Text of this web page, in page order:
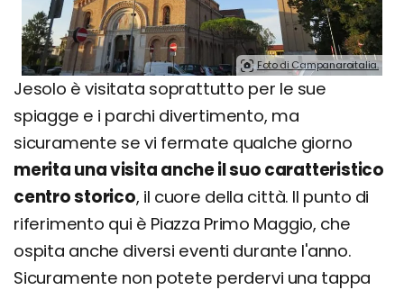
Foto di Campanaroitalia.
Jesolo è visitata soprattutto per le sue
spiagge e i parchi divertimento, ma
sicuramente se vi fermate qualche giorno
merita una visita anche il suo caratteristico
centro storico, il cuore della città. Il punto di
riferimento qui è Piazza Primo Maggio, che
ospita anche diversi eventi durante l'anno.
Sicuramente non potete perdervi una tappa